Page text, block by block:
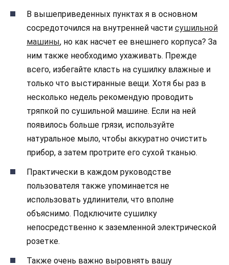
В вышеприведенных пунктах я в основном
сосредоточился на внутренней части сушильной
машины, но как насчет ее внешнего корпуса? За
ним также необходимо ухаживать. Прежде
всего, избегайте класть на сушилку влажные и
только что выстиранные вещи. Хотя бы раз в
несколько недель рекомендую проводить
тряпкой по сушильной машине. Если на ней
появилось больше грязи, используйте
натуральное мыло, чтобы аккуратно очистить
прибор, а затем протрите его сухой тканью.
Практически в каждом руководстве
пользователя также упоминается не
использовать удлинители, что вполне
объяснимо. Подключите сушилку
непосредственно к заземленной электрической
розетке.
Также очень важно выровнять вашу